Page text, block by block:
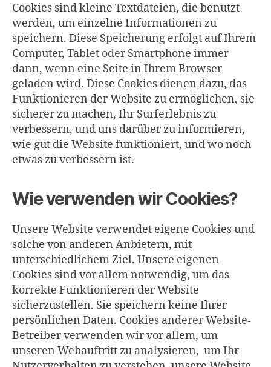
Cookies sind kleine Textdateien, die benutzt
werden, um einzelne Informationen zu
speichern. Diese Speicherung erfolgt auf Ihrem
Computer, Tablet oder Smartphone immer
dann, wenn eine Seite in Ihrem Browser
geladen wird. Diese Cookies dienen dazu, das
Funktionieren der Website zu ermöglichen, sie
sicherer zu machen, Ihr Surferlebnis zu
verbessern, und uns darüber zu informieren,
wie gut die Website funktioniert, und wo noch
etwas zu verbessern ist.
Wie verwenden wir Cookies?
Unsere Website verwendet eigene Cookies und
solche von anderen Anbietern, mit
unterschiedlichem Ziel. Unsere eigenen
Cookies sind vor allem notwendig, um das
korrekte Funktionieren der Website
sicherzustellen. Sie speichern keine Ihrer
persönlichen Daten. Cookies anderer Website-
Betreiber verwenden wir vor allem, um
unseren Webauftritt zu analysieren, um Ihr